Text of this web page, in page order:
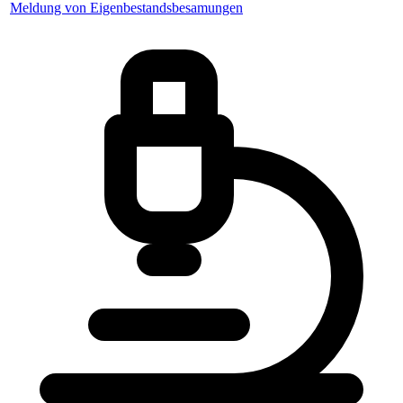
Meldung von Eigenbestandsbesamungen